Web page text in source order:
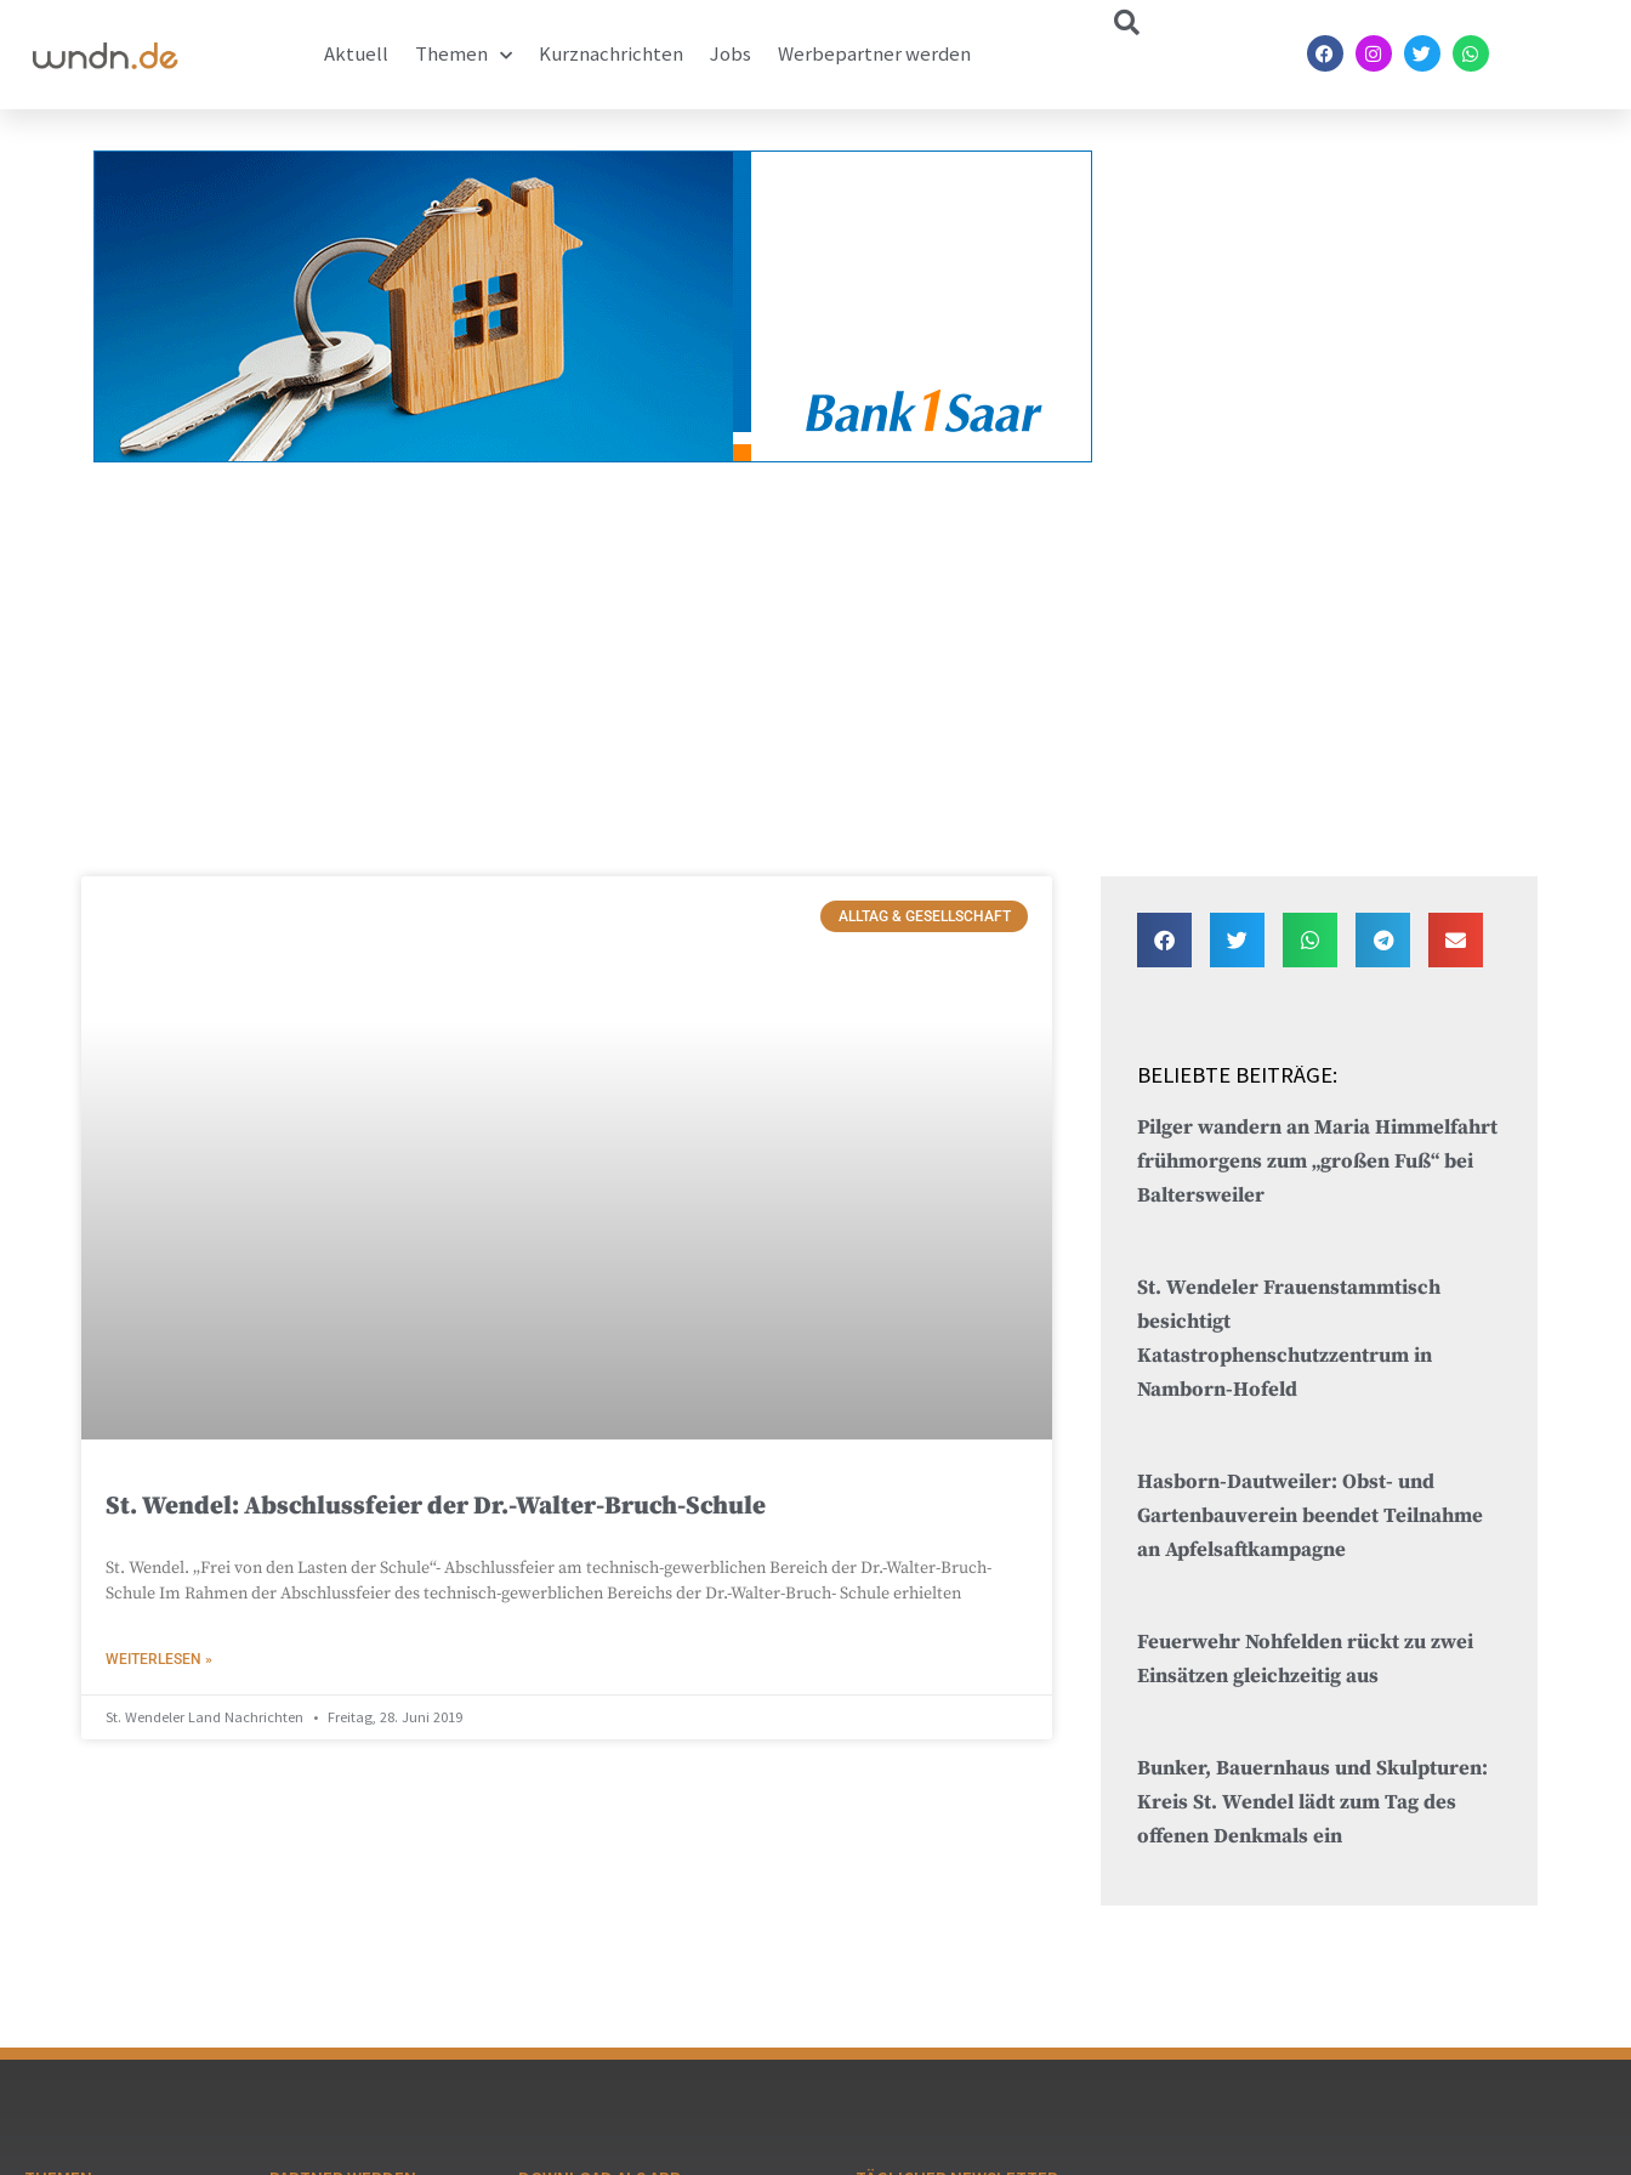
Aktuell Themen Kurznachrichten Jobs Werbepartner werden
ALLTAG & GESELLSCHAFT
St. Wendel: Abschlussfeier der Dr.-Walter-Bruch-Schule
St. Wendel. „Frei von den Lasten der Schule“- Abschlussfeier am technisch-gewerblichen Bereich der Dr.-Walter-Bruch-
Schule Im Rahmen der Abschlussfeier des technisch-gewerblichen Bereichs der Dr.-Walter-Bruch- Schule erhielten
WEITERLESEN »
St. Wendeler Land Nachrichten Freitag, 28. Juni 2019
BELIEBTE BEITRÄGE:
Pilger wandern an Maria Himmelfahrt
frühmorgens zum „großen Fuß“ bei
Baltersweiler
St. Wendeler Frauenstammtisch
besichtigt
Katastrophenschutzzentrum in
Namborn-Hofeld
Hasborn-Dautweiler: Obst- und
Gartenbauverein beendet Teilnahme
an Apfelsaftkampagne
Feuerwehr Nohfelden rückt zu zwei
Einsätzen gleichzeitig aus
Bunker, Bauernhaus und Skulpturen:
Kreis St. Wendel lädt zum Tag des
offenen Denkmals ein